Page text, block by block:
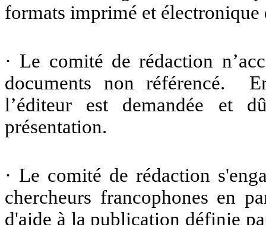
formats imprimé et électronique
· Le comité de rédaction
documents non référencé.
l’éditeur est demandée et
présentation.
· Le comité de rédaction
chercheurs francophones en
d'aide à la publication définie